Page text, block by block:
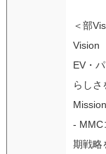
＜部
Vision
EV・
らしさ
Mission
- MMC
期戦略